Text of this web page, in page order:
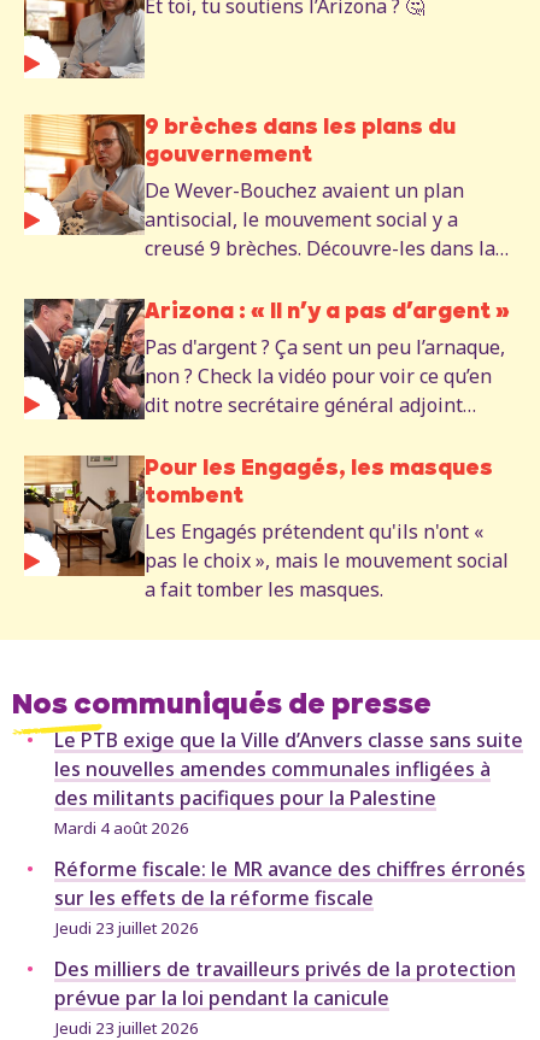
Et toi, tu soutiens l’Arizona ? 🤔
9 brèches dans les plans du
gouvernement
De Wever-Bouchez avaient un plan
antisocial, le mouvement social y a
creusé 9 brèches. Découvre-les dans la
Arizona : « Il n’y a pas d’argent »
Pas d'argent ? Ça sent un peu l’arnaque,
non ? Check la vidéo pour voir ce qu’en
dit notre secrétaire général adjoint
Pour les Engagés, les masques
tombent
Les Engagés prétendent qu'ils n'ont «
pas le choix », mais le mouvement social
a fait tomber les masques.
Nos communiqués de presse
Le PTB exige que la Ville d’Anvers classe sans suite
les nouvelles amendes communales infligées à
des militants pacifiques pour la Palestine
Mardi 4 août 2026
Réforme fiscale: le MR avance des chiffres érronés
sur les effets de la réforme fiscale
Jeudi 23 juillet 2026
Des milliers de travailleurs privés de la protection
prévue par la loi pendant la canicule
Jeudi 23 juillet 2026